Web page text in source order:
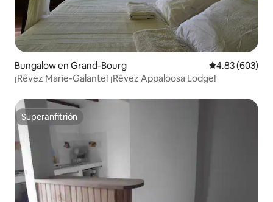
Bungalow en Grand-Bourg Calificación
4.83 (603)
¡Rêvez Marie-Galante! ¡Rêvez Appaloosa Lodge!
Superanfitrión
Superanfitrión